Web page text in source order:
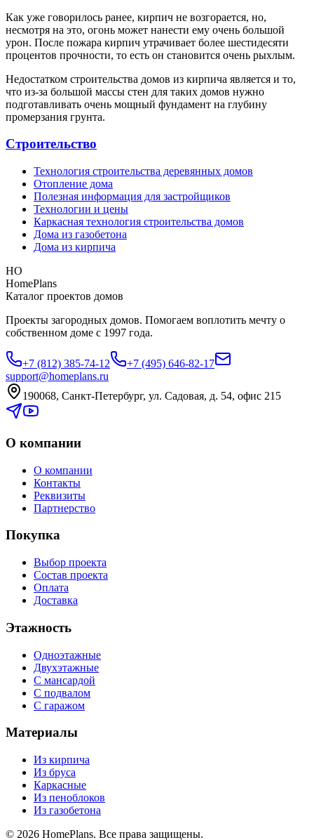
Как уже говорилось ранее, кирпич не возгорается, но,
несмотря на это, огонь может нанести ему очень большой
урон. После пожара кирпич утрачивает более шестидесяти
процентов прочности, то есть он становится очень рыхлым.
Недостатком строительства домов из кирпича является и то,
что из-за большой массы стен для таких домов нужно
подготавливать очень мощный фундамент на глубину
промерзания грунта.
Строительство
Технология строительства деревянных домов
Отопление дома
Полезная информация для застройщиков
Технологии и цены
Каркасная технология строительства домов
Дома из газобетона
Дома из кирпича
HO
HomePlans
Каталог проектов домов
Проекты загородных домов. Помогаем воплотить мечту о
собственном доме с 1997 года.
+7 (812) 385-74-12
+7 (495) 646-82-17
support@homeplans.ru
190068, Санкт-Петербург, ул. Садовая, д. 54, офис 215
О компании
О компании
Контакты
Реквизиты
Партнерство
Покупка
Выбор проекта
Состав проекта
Оплата
Доставка
Этажность
Одноэтажные
Двухэтажные
С мансардой
С подвалом
С гаражом
Материалы
Из кирпича
Из бруса
Каркасные
Из пеноблоков
Из газобетона
© 2026 HomePlans. Все права защищены.